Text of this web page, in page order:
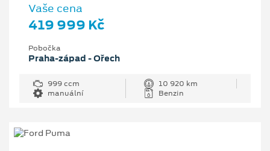
Vaše cena
419 999 Kč
Pobočka
Praha-západ - Ořech
999 ccm
10 920 km
manuální
Benzin